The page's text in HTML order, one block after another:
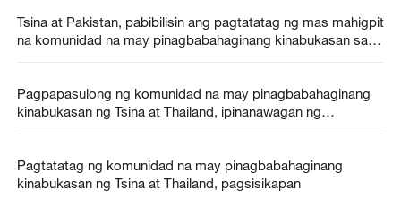
Tsina at Pakistan, pabibilisin ang pagtatatag ng mas mahigpit
na komunidad na may pinagbabahaginang kinabukasan sa
Pagpapasulong ng komunidad na may pinagbabahaginang
kinabukasan ng Tsina at Thailand, ipinanawagan ng
Pagtatatag ng komunidad na may pinagbabahaginang
kinabukasan ng Tsina at Thailand, pagsisikapan